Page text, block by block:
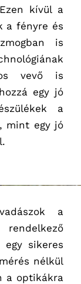
kívül a
a fényre és
is
vevő is
egy jó
a
mint egy jó
a
egy sikeres
nélkül
a optikákra